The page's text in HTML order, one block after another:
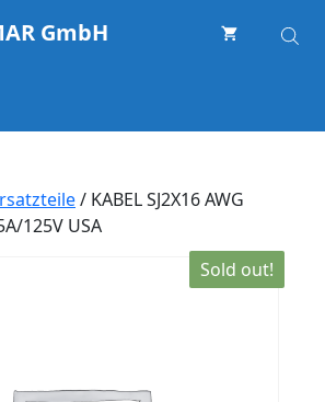
GmbH
/ KABEL SJ2X16 AWG
125V USA
Sold out!